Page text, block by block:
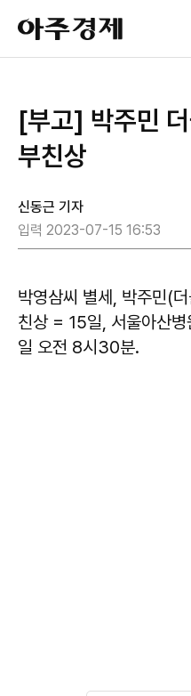
아
주
경
​[부고] 박주민
부친상
신동근 기자
입력 2023-07-15 16:53
박영삼씨 별세, 박주민(
친상 = 15일, 서울아산
일 오전 8시30분.